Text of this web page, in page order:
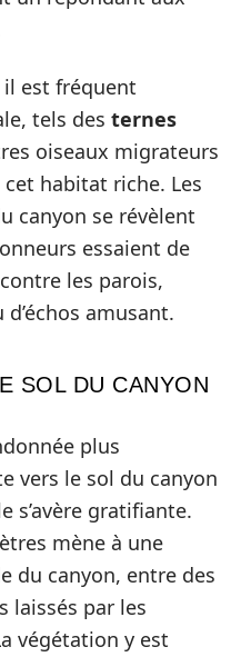
il est fréquent
tels des ternes
oiseaux migrateurs
habitat riche. Les
canyon se révèlent
essaient de
les parois,
amusant.
SOL DU CANYON
plus
vers le sol du canyon
s’avère gratifiante.
mène à une
du canyon, entre des
laissés par les
végétation y est